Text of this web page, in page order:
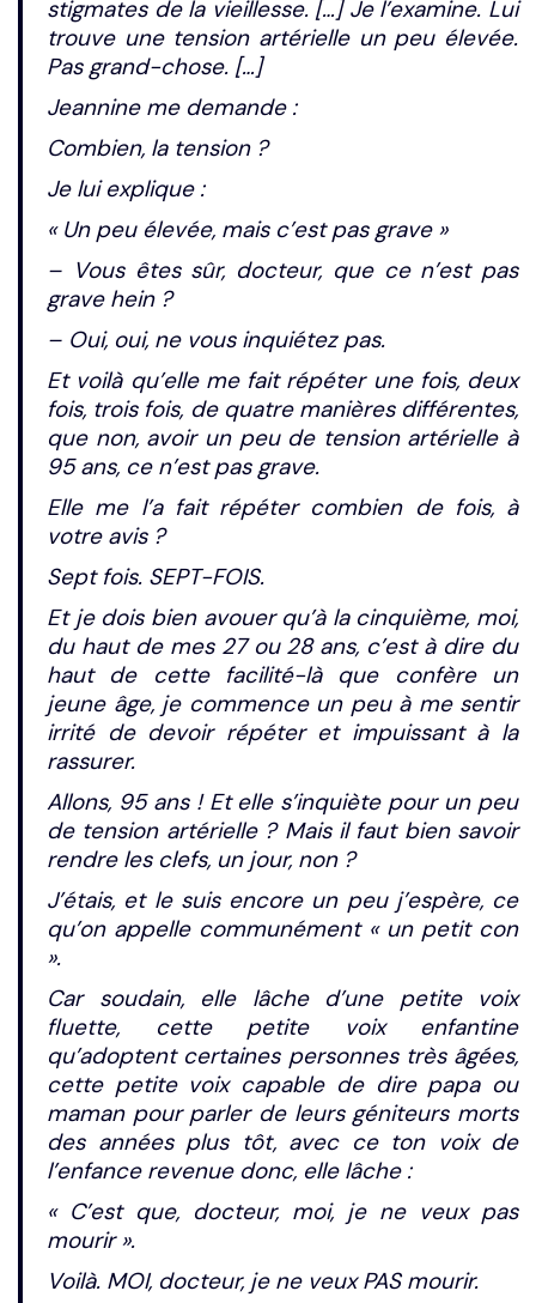
stigmates de la vieillesse. […] Je l’examine. Lui
trouve une tension artérielle un peu élevée.
Pas grand-chose. […]
Jeannine me demande :
Combien, la tension ?
Je lui explique :
« Un peu élevée, mais c’est pas grave »
– Vous êtes sûr, docteur, que ce n’est pas
grave hein ?
– Oui, oui, ne vous inquiétez pas.
Et voilà qu’elle me fait répéter une fois, deux
fois, trois fois, de quatre manières différentes,
que non, avoir un peu de tension artérielle à
95 ans, ce n’est pas grave.
Elle me l’a fait répéter combien de fois, à
votre avis ?
Sept fois. SEPT-FOIS.
Et je dois bien avouer qu’à la cinquième, moi,
du haut de mes 27 ou 28 ans, c’est à dire du
haut de cette facilité-là que confère un
jeune âge, je commence un peu à me sentir
irrité de devoir répéter et impuissant à la
rassurer.
Allons, 95 ans ! Et elle s’inquiète pour un peu
de tension artérielle ? Mais il faut bien savoir
rendre les clefs, un jour, non ?
J’étais, et le suis encore un peu j’espère, ce
qu’on appelle communément « un petit con
».
Car soudain, elle lâche d’une petite voix
fluette, cette petite voix enfantine
qu’adoptent certaines personnes très âgées,
cette petite voix capable de dire papa ou
maman pour parler de leurs géniteurs morts
des années plus tôt, avec ce ton voix de
l’enfance revenue donc, elle lâche :
« C’est que, docteur, moi, je ne veux pas
mourir ».
Voilà. MOI, docteur, je ne veux PAS mourir.